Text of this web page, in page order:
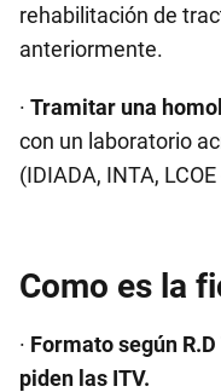
rehabilitación de
anteriormente.
· Tramitar una
con un laboratorio
(IDIADA, INTA,
Como es la
· Formato según
piden las ITV.